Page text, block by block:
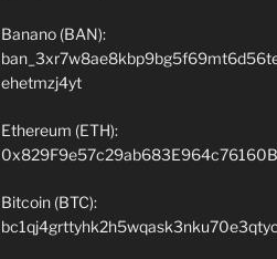
Banano (BAN):
ehetmzj4yt
Ethereum (ETH):
Bitcoin (BTC):